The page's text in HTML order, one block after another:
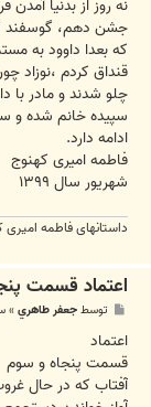
نه روز از بدنیا
جشن دهم، گوسفند
که بعدا داوود به
قنداق کردم ،نوزاد
چلو شدند و مادر با
سپیده خانم شده و
ادامه دارد.
فاطمه امیری کهنوج
شهریور سال ۱۳۹۹
داستانهای فاطمه امیری
اعتماد قسمت
ت
توسطجعفر طاهري»
اعتماد
قسمت پنجاه و سوم
آفتاب که در حال